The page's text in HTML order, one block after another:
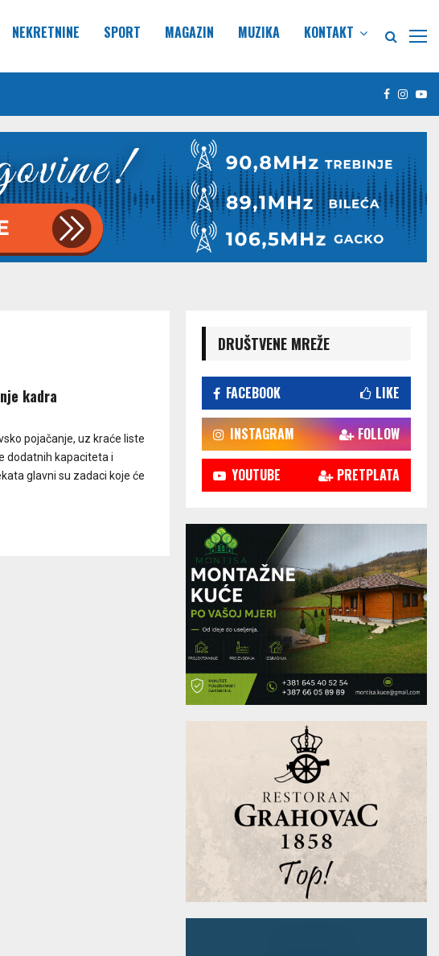
NEKRETNINE SPORT MAGAZIN MUZIKA KONTAKT
Facebook
kadra
pojačanje, uz kraće liste
dodatnih kapaciteta i
glavni su zadaci koje će
DRUŠTVENE MREŽE
FACEBOOK LIKE
INSTAGRAM FOLLOW
YOUTUBE PRETPLATA